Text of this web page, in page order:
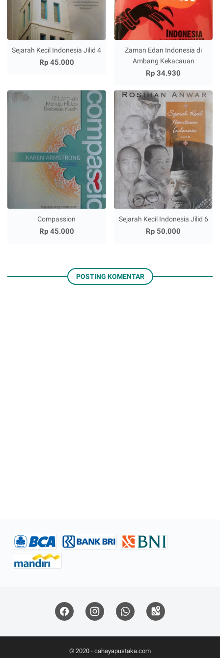
Sejarah Kecil Indonesia Jilid 4
Rp 45.000
Zaman Edan Indonesia di
Ambang Kekacauan
Rp 34.930
Compassion
Rp 45.000
Sejarah Kecil Indonesia Jilid 6
Rp 50.000
POSTING KOMENTAR
© 2020 - cahayapustaka.com